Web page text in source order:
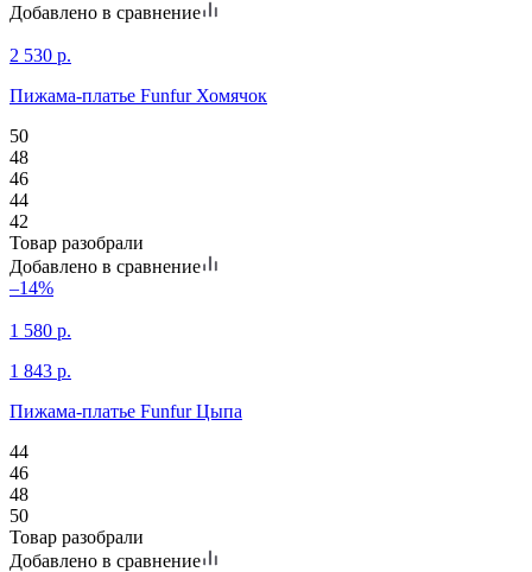
Добавлено в сравнение
2 530 р.
Пижама-платье Funfur Хомячок
50
48
46
44
42
Товар разобрали
Добавлено в сравнение
–14%
1 580 р.
1 843 р.
Пижама-платье Funfur Цыпа
44
46
48
50
Товар разобрали
Добавлено в сравнение